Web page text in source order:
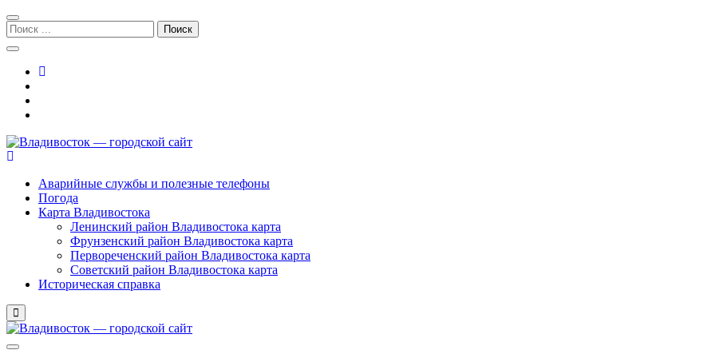
Перейти
к
навигации
Перейти
к
содержимому
Поиск:
Аварийные службы и полезные телефоны
Погода
Карта Владивостока
Ленинский район Владивостока карта
Фрунзенский район Владивостока карта
Первореченский район Владивостока карта
Советский район Владивостока карта
Историческая справка